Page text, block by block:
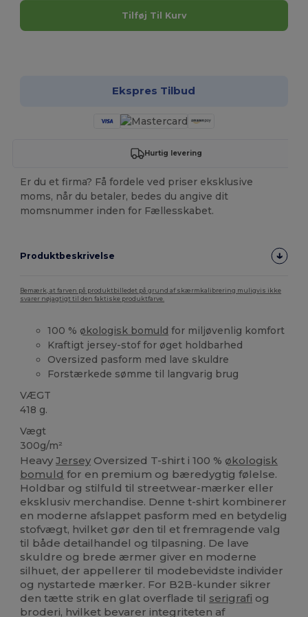
Tilføj Til Kurv
Ekspres Tilbud
Hurtig levering
Er du et firma? Få fordele ved priser eksklusive
moms, når du betaler, bedes du angive dit
momsnummer inden for Fællesskabet.
Produktbeskrivelse
Bemærk, at farven på produktbilledet på grund af skærmkalibrering muligvis ikke
svarer nøjagtigt til den faktiske produktfarve.
100 % økologisk bomuld for miljøvenlig komfort
Kraftigt jersey-stof for øget holdbarhed
Oversized pasform med lave skuldre
Forstærkede sømme til langvarig brug
VÆGT
418 g.
Vægt
300g/m²
HeavyJersey Oversized T-shirt i 100 % økologisk
bomuld for en premium og bæredygtig følelse.
Holdbar og stilfuld til streetwear-mærker eller
eksklusiv merchandise. Denne t-shirt kombinerer
en moderne afslappet pasform med en betydelig
stofvægt, hvilket gør den til et fremragende valg
til både detailhandel og tilpasning. De lave
skuldre og brede ærmer giver en moderne
silhuet, der appellerer til modebevidste individer
og nystartede mærker. For B2B-kunder sikrer
den tætte strik en glat overflade til serigrafi og
broderi, hvilket bevarer integriteten af